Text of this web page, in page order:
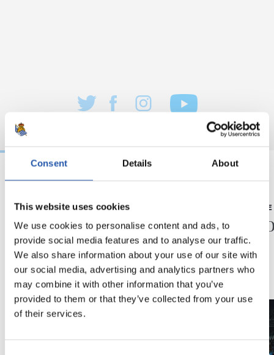
Consent Details About
This website uses cookies
We use cookies to personalise content and ads, to
provide social media features and to analyse our traffic.
We also share information about your use of our site with
our social media, advertising and analytics partners who
may combine it with other information that you’ve
provided to them or that they’ve collected from your use
of their services.
CONFÉRENCE DE PRESSE
« Une année très
spéciale »
«